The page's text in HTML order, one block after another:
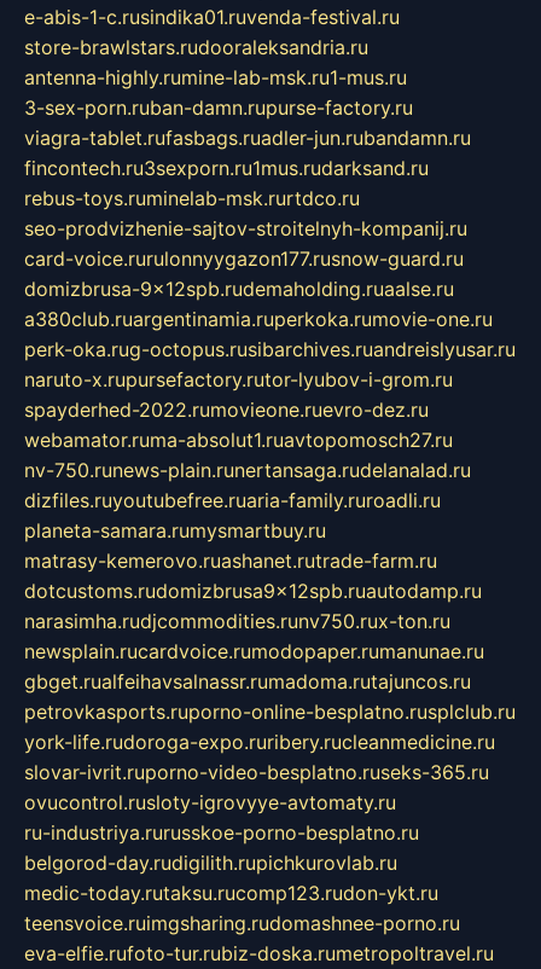
e-abis-1-c.rusindika01.ruvenda-festival.ru
store-brawlstars.rudooraleksandria.ru
antenna-highly.rumine-lab-msk.ru1-mus.ru
3-sex-porn.ruban-damn.rupurse-factory.ru
viagra-tablet.rufasbags.ruadler-jun.rubandamn.ru
fincontech.ru3sexporn.ru1mus.rudarksand.ru
rebus-toys.ruminelab-msk.rurtdco.ru
seo-prodvizhenie-sajtov-stroitelnyh-kompanij.ru
card-voice.rurulonnyygazon177.rusnow-guard.ru
domizbrusa-9x12spb.rudemaholding.ruaalse.ru
a380club.ruargentinamia.ruperkoka.rumovie-one.ru
perk-oka.rug-octopus.rusibarchives.ruandreislyusar.ru
naruto-x.rupursefactory.rutor-lyubov-i-grom.ru
spayderhed-2022.rumovieone.ruevro-dez.ru
webamator.ruma-absolut1.ruavtopomosch27.ru
nv-750.runews-plain.runertansaga.rudelanalad.ru
dizfiles.ruyoutubefree.ruaria-family.ruroadli.ru
planeta-samara.rumysmartbuy.ru
matrasy-kemerovo.ruashanet.rutrade-farm.ru
dotcustoms.rudomizbrusa9x12spb.ruautodamp.ru
narasimha.rudjcommodities.runv750.rux-ton.ru
newsplain.rucardvoice.rumodopaper.rumanunae.ru
gbget.rualfeihavsalnassr.rumadoma.rutajuncos.ru
petrovkasports.ruporno-online-besplatno.rusplclub.ru
york-life.rudoroga-expo.ruribery.rucleanmedicine.ru
slovar-ivrit.ruporno-video-besplatno.ruseks-365.ru
ovucontrol.rusloty-igrovyye-avtomaty.ru
ru-industriya.rurusskoe-porno-besplatno.ru
belgorod-day.rudigilith.rupichkurovlab.ru
medic-today.rutaksu.rucomp123.rudon-ykt.ru
teensvoice.ruimgsharing.rudomashnee-porno.ru
eva-elfie.rufoto-tur.rubiz-doska.rumetropoltravel.ru